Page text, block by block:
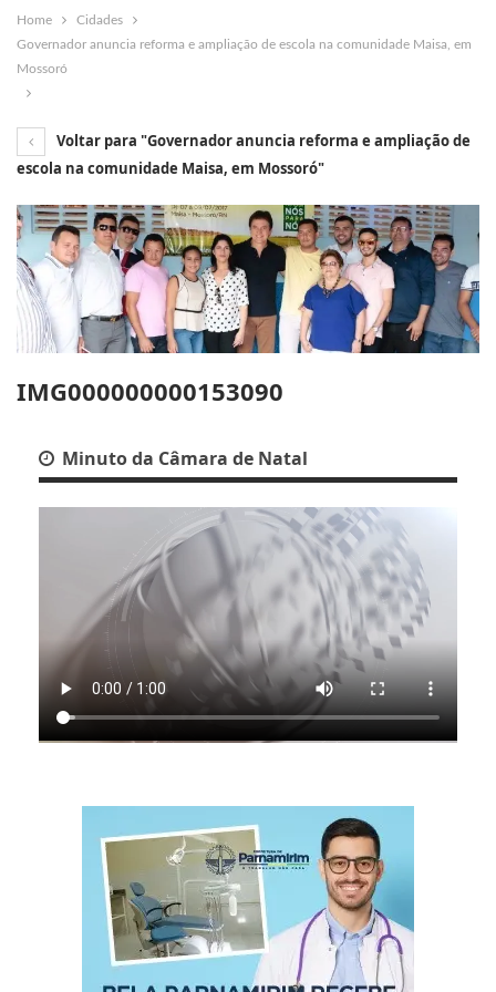
Home
Cidades
Governador anuncia reforma e ampliação de escola na comunidade Maisa, em
Mossoró
Voltar para "Governador anuncia reforma e ampliação de
escola na comunidade Maisa, em Mossoró"
IMG000000000153090
Minuto da Câmara de Natal